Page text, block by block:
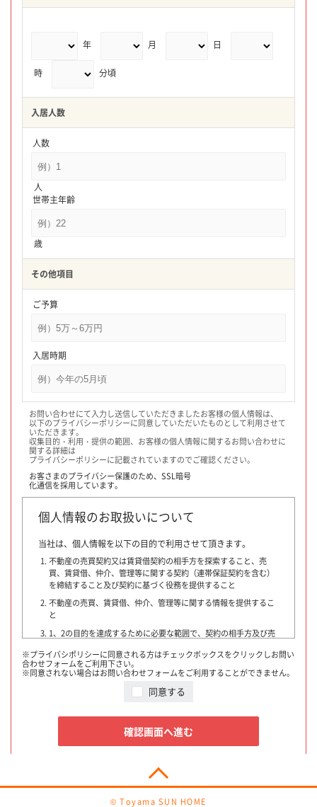
年 月 日
時 分頃
入居人数
人数
人
世帯主年齢
歳
その他項目
ご予算
入居時期
お問い合わせにて入力し送信していただきましたお客様の個人情報は、
以下のプライバシーポリシーに同意していただいたものとして利用させて
いただきます。
収集目的・利用・提供の範囲、お客様の個人情報に関するお問い合わせに
関する詳細は
プライバシーポリシーに記載されていますのでご確認ください。
お客さまのプライバシー保護のため、 SSL暗号
化通信を採用しています。
個人情報のお取扱いについて
当社は、個人情報を以下の目的で利用させて頂きます。
不動産の売買契約又は賃貸借契約の相手方を探索すること、売
買、賃貸借、仲介、管理等に関する契約（連帯保証契約を含む）
を締結すること及び契約に基づく役務を提供すること
不動産の売買、賃貸借、仲介、管理等に関する情報を提供するこ
と
1、2の目的を達成するために必要な範囲で、契約の相手方及び売
情報を書面又はインターネットで提供する者・団体・広告会社、
融資に関わる金融機関、登記等に関わる司法書士その他専門家、
同意を得た第三者に対して提供すること
機構に通知致します。
指定流通機構は、物件情報及び成約情報（成約情報は、売主
様・買主様・貸主様・借主様の氏名を含まず、物件の概要・契
通機構の会員たる宅地建物取引業者や公的な団体に電子データ
や紙媒体で提供することなどの宅地建物取引業法に規定された
※プライバシポリシーに同意される方はチェックボックスをクリックしお問い
合わせフォームをご利用下さい。
※同意されない場合はお問い合わせフォームをご利用することができません。
同意する
確認画面へ進む
© Toyama SUN HOME